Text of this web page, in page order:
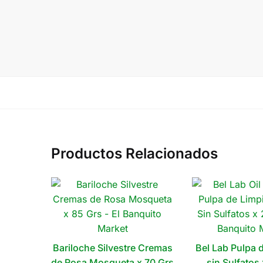
Productos Relacionados
Bariloche Silvestre Cremas
Bel Lab Pulpa